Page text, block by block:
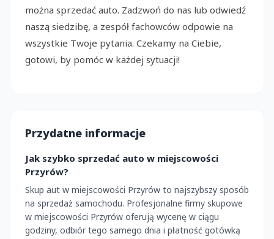
można sprzedać auto. Zadzwoń do nas lub odwiedź
naszą siedzibę, a zespół fachowców odpowie na
wszystkie Twoje pytania. Czekamy na Ciebie,
gotowi, by pomóc w każdej sytuacji!
Przydatne informacje
Jak szybko sprzedać auto w miejscowości
Przyrów?
Skup aut w miejscowości Przyrów to najszybszy sposób
na sprzedaż samochodu. Profesjonalne firmy skupowe
w miejscowości Przyrów oferują wycenę w ciągu
godziny, odbiór tego samego dnia i płatność gotówką